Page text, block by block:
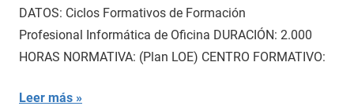
DATOS: Ciclos Formativos de Formación
Profesional Informática de Oficina DURACIÓN: 2.000
HORAS NORMATIVA: (Plan LOE) CENTRO FORMATIVO:
Leer más